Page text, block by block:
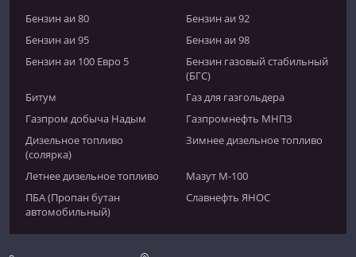
Бензин аи 80
Бензин аи 92
Бензин аи 95
Бензин аи 98
Бензин аи 100 Евро 5
Бензин газовый стабильный
(БГС)
Битум
Газ для газгольдера
Газпром добыча Надым
Газпромнефть МНПЗ
Дизельное топливо
(солярка)
Зимнее дизельное топливо
Летнее дизельное топливо
Мазут М-100
ПБА (Пропан бутан
автомобильный)
Славнефть ЯНОС